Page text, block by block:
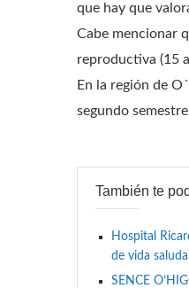
que hay que
Cabe mencionar
reproductiva (15
En la región de
segundo
También te
Hospital
de vida
SENCE